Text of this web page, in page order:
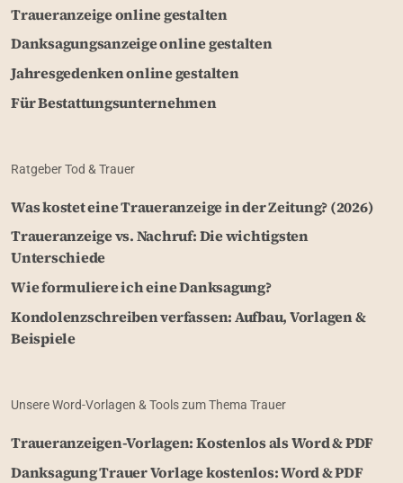
Traueranzeige online gestalten
Danksagungsanzeige online gestalten
Jahresgedenken online gestalten
Für Bestattungsunternehmen
Ratgeber Tod & Trauer
Was kostet eine Traueranzeige in der Zeitung? (2026)
Traueranzeige vs. Nachruf: Die wichtigsten
Unterschiede
Wie formuliere ich eine Danksagung?
Kondolenzschreiben verfassen: Aufbau, Vorlagen &
Beispiele
Unsere Word-Vorlagen & Tools zum Thema Trauer
Traueranzeigen-Vorlagen: Kostenlos als Word & PDF
Danksagung Trauer Vorlage kostenlos: Word & PDF